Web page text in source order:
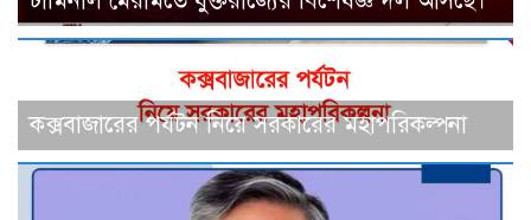
কক্সবাজারের পর্যটন নিয়ে সরকারের মহাপরিকল্পনা